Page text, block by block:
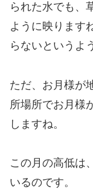
られた水でも、
ように映ります
らないというよ
ただ、お月様が
所場所でお月様
しますね。
この月の高低は
いるのです。